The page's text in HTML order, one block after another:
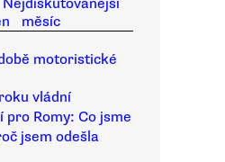
Nejdiskutovanější
měsíc
motoristické
vládní
pro Romy: Co jsme
jsem odešla